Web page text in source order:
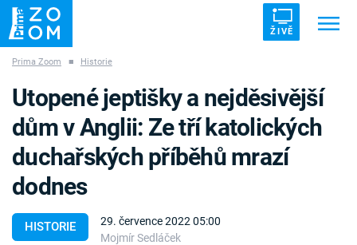
ŽIVĚ
ZÁHADY VETŘELCI DÁVNOVĚKU
Témata
Prima Zoom ■ Historie
HISTORIE
29. července 2022 05:00
Mojmír Sedláček
Utopené jeptišky a nejděsivější
dům v Anglii: Ze tří katolických
duchařských příběhů mrazí
dodnes